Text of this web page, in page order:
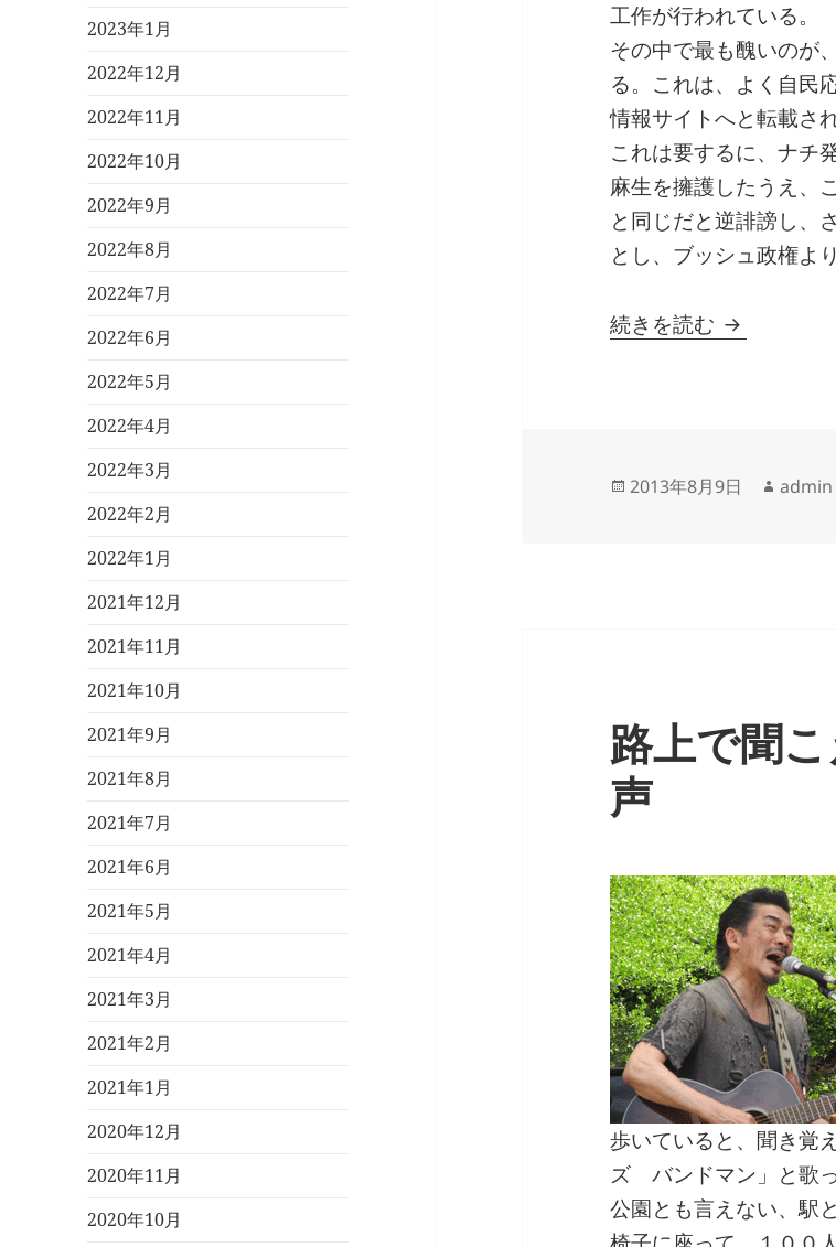
2023年1月
2022年12月
2022年11月
2022年10月
2022年9月
2022年8月
2022年7月
2022年6月
2022年5月
2022年4月
2022年3月
2022年2月
2022年1月
2021年12月
2021年11月
2021年10月
2021年9月
2021年8月
2021年7月
2021年6月
2021年5月
2021年4月
2021年3月
2021年2月
2021年1月
2020年12月
2020年11月
2020年10月
工作が行われている。
その中で最も醜いのが
る。これは、よく自民
情報サイトへと転載され
これは要するに、ナチ
麻生を擁護したうえ、
と同じだと逆誹謗し、
とし、ブッシュ政権よ
続きを読む 麻生副総理
投
2013年8月9日
作
admin
路上で聞
声
歩いていると、聞き覚
ズ バンドマン」と歌
公園とも言えない、駅